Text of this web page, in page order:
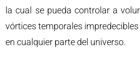
la cual se pueda controlar a
vórtices temporales
en cualquier parte del universo.